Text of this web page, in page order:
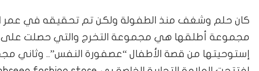
كان حلم وشغف منذ الطفولة ولكن تم تحقيقه في عمر
مجموعة أطلقها هي مجموعة التخرج والتي حصلت على
إستوحيتها من قصة الأطفال “عصفورة النفس”.. وثاني